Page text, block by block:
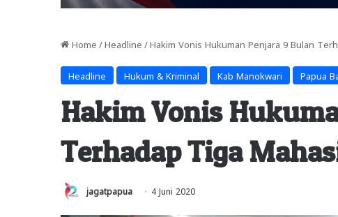
Home / Headline / Hakim Vonis Hukuman Penjara 9 Bulan
Headline Hukum & Kriminal Kab Manokwari Papua
Hakim Vonis
Terhadap Tiga
jagatpapua 4 Juni 2020